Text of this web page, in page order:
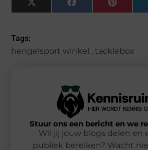
X
(Twitter)
Facebook
Tags:
hengelsport winkel , tacklebox
Stuur ons een bericht en we
Wil jij jouw blogs delen en
publiek bereiken? Wacht